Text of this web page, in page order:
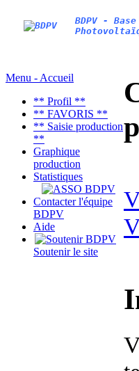
BDPV -
Menu - Accueil
** Profil **
** FAVORIS **
** Saisie production
**
Graphique
production
Statistiques
Contacter l'équipe
BDPV
Aide
Soutenir le site